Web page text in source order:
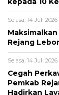
kepada 10
Selasa, 14 Juli
Rejang
Selasa, 14 Juli
Cegah
Pemkab
Hadirkan